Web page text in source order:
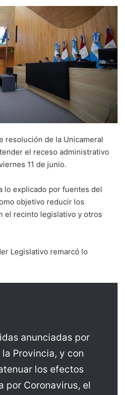
resolución de la Unicameral
el receso administrativo
11 de junio.
lo explicado por fuentes del
objetivo reducir los
el recinto legislativo y otros
Legislativo remarcó lo
anunciadas por
Provincia, y con
los efectos
por Coronavirus, el